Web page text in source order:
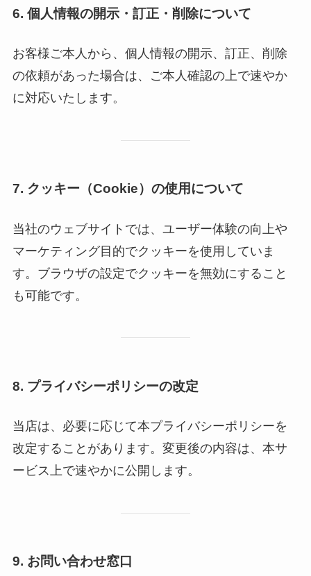
6. 個人情報の開示・訂正・削除について
お客様ご本人から、個人情報の開示、訂正、削除
の依頼があった場合は、ご本人確認の上で速やか
に対応いたします。
7. クッキー（Cookie）の使用について
当社のウェブサイトでは、ユーザー体験の向上や
マーケティング目的でクッキーを使用していま
す。ブラウザの設定でクッキーを無効にすること
も可能です。
8. プライバシーポリシーの改定
当店は、必要に応じて本プライバシーポリシーを
改定することがあります。変更後の内容は、本サ
ービス上で速やかに公開します。
9. お問い合わせ窓口